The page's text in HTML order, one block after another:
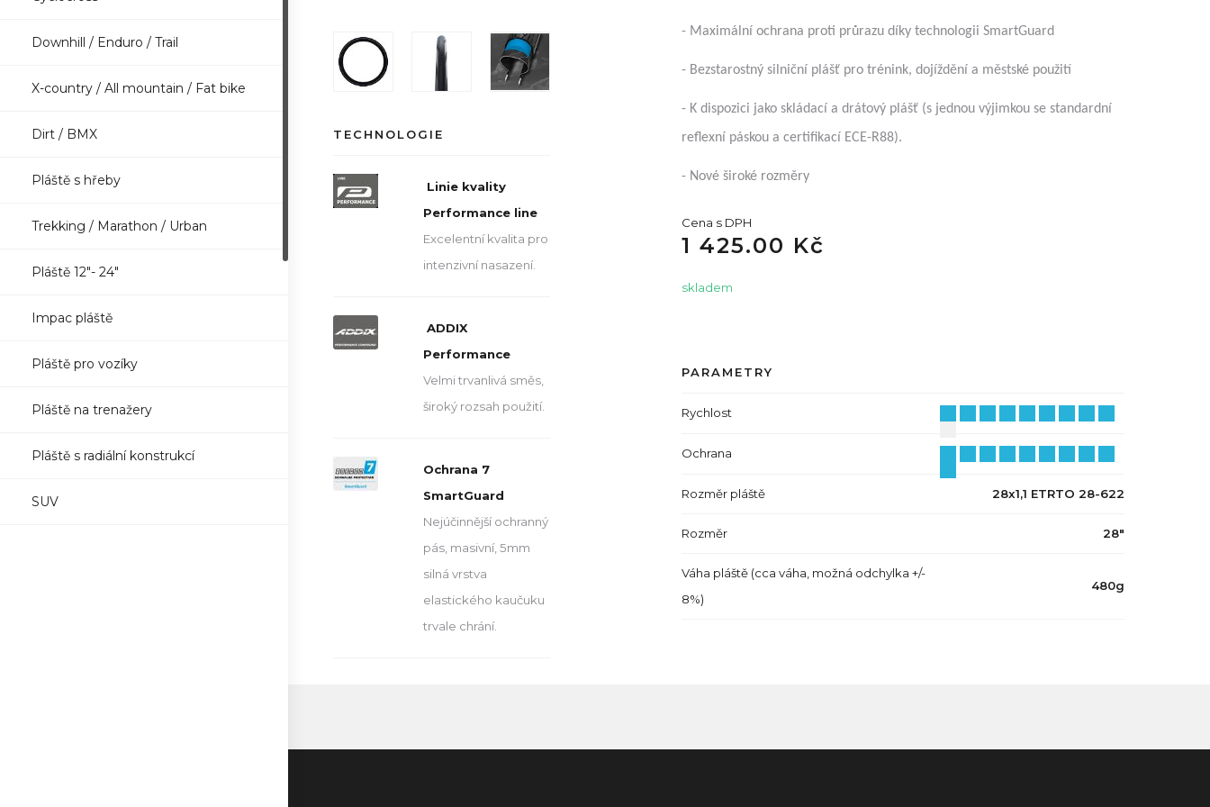
Downhill / Enduro / Trail
X-country / All mountain / Fat bike
Dirt / BMX
Pláště s hřeby
Trekking / Marathon / Urban
Pláště 12"- 24"
Impac pláště
Pláště pro vozíky
Pláště na trenažery
Pláště s radiální konstrukcí
SUV
- Maximální ochrana proti průrazu díky technologii SmartGuard
- Bezstarostný silniční plášť pro trénink, dojíždění a městské použití
- K dispozici jako skládací a drátový plášť (s jednou výjimkou se standardní
reflexní páskou a certifikací ECE-R88).
- Nové široké rozměry
Cena s DPH
1 425.00 Kč
skladem
PARAMETRY
Rychlost
Ochrana
Rozměr pláště 28x1,1 ETRTO 28-622
Rozměr 28"
Váha pláště (cca váha, možná odchylka +/-
8%)
480g
TECHNOLOGIE
Linie kvality
Performance line
Excelentní kvalita pro
intenzivní nasazení.
ADDIX
Performance
Velmi trvanlivá směs,
široký rozsah použití.
Ochrana 7
SmartGuard
Nejúčinnější ochranný
pás, masivní, 5mm
silná vrstva
elastického kaučuku
trvale chrání.